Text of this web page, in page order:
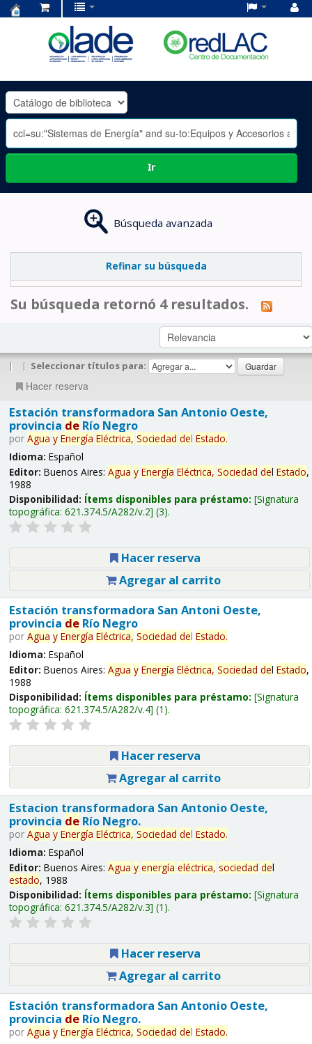
OLADE
-
Ir
Búsqueda avanzada
Refinar su búsqueda
Su búsqueda retornó 4 resultados.
| | Seleccionar títulos para:
Hacer reserva
Estación transformadora San Antonio Oeste,
provincia deRío Negro
por Agua y Energía Eléctrica, Sociedad del Estado.
Idioma: Español
Editor: Buenos Aires: Agua y Energía Eléctrica, Sociedad del Estado,
1988
Disponibilidad: Ítems disponibles para préstamo: Signatura
topográfica: 621.374.5/A282/v.2 (3).
Hacer reserva
Agregar al carrito
Estación transformadora San Antoni Oeste,
provincia deRío Negro
por Agua y Energía Eléctrica, Sociedad del Estado.
Idioma: Español
Editor: Buenos Aires: Agua y Energía Eléctrica, Sociedad del Estado,
1988
Disponibilidad: Ítems disponibles para préstamo: Signatura
topográfica: 621.374.5/A282/v.4 (1).
Hacer reserva
Agregar al carrito
Estacion transformadora San Antonio Oeste,
provincia deRío Negro.
por Agua y Energía Eléctrica, Sociedad del Estado.
Idioma: Español
Editor: Buenos Aires: Agua y energía eléctrica, sociedad del
estado, 1988
Disponibilidad: Ítems disponibles para préstamo: Signatura
topográfica: 621.374.5/A282/v.3 (1).
Hacer reserva
Agregar al carrito
Estación transformadora San Antonio Oeste,
provincia deRío Negro.
por Agua y Energía Eléctrica, Sociedad del Estado.